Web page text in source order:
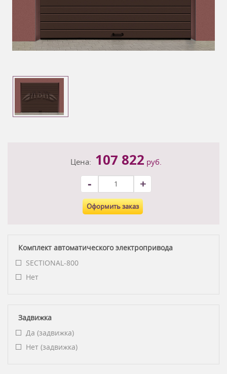
Цена: 107 822 руб.
- +
Оформить заказ
Комплект автоматического электропривода
SECTIONAL-800
Нет
Задвижка
Да (задвижка)
Нет (задвижка)